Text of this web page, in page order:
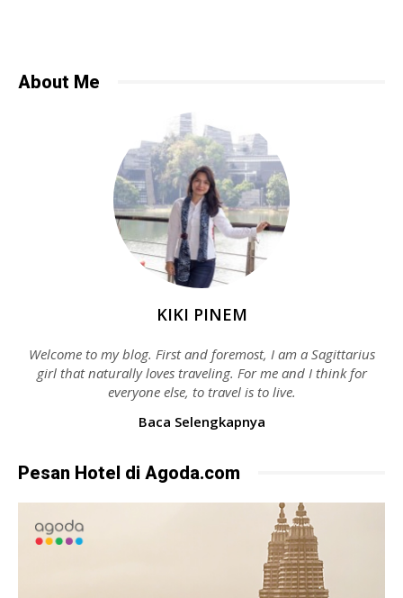
About Me
KIKI PINEM
Welcome to my blog. First and foremost, I am a Sagittarius
girl that naturally loves traveling. For me and I think for
everyone else, to travel is to live.
Baca Selengkapnya
Pesan Hotel di Agoda.com